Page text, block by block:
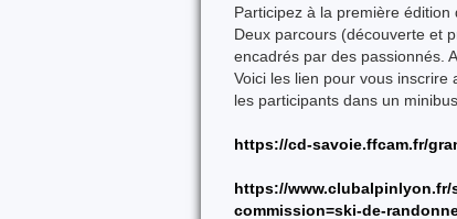
Participez à la première
Deux parcours (découverte et
encadrés par des passionnés.
Voici les lien pour vous
les participants dans un
https://cd-savoie.ffcam.fr/
https://www.clubalpinlyon.fr/
commission=ski-de-